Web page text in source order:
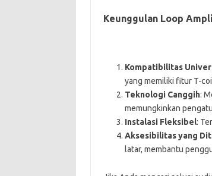
Keunggulan Loop
Kompatibilitas
yang memiliki fitur T-
Teknologi Canggih:
memungkinkan
Instalasi Fleksibel:
Aksesibilitas yang
latar, membantu